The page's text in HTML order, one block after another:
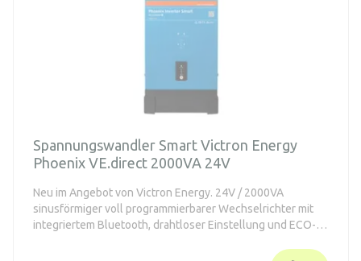
Spannungswandler Smart Victron Energy
Phoenix VE.direct 2000VA 24V
Neu im Angebot von Victron Energy. 24V / 2000VA
sinusförmiger voll programmierbarer Wechselrichter mit
integriertem Bluetooth, drahtloser Einstellung und ECO-